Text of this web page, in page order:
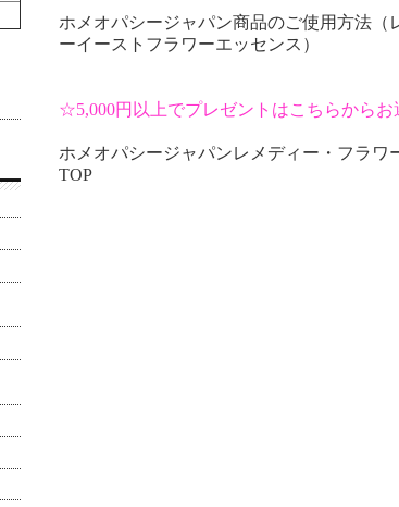
ホメオパシージャパン商品のご使用方法
ーイーストフラワーエッセンス）
☆5,000円以上でプレゼントはこちらからお
ホメオパシージャパンレメディー・フラワ
TOP